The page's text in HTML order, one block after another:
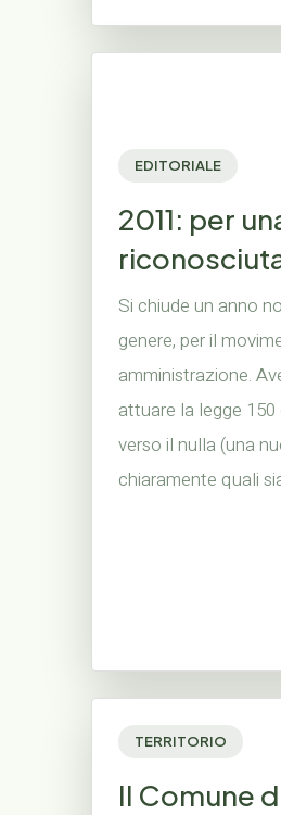
EDITORIALE
2011: per
Si chiude un anno
genere, per il
amministrazione.
attuare la legge
verso il nulla (una
chiaramente quali
TERRITORIO
Il Comune